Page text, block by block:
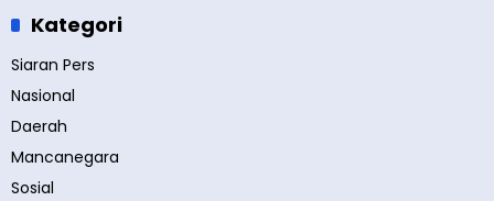
Kategori
Siaran Pers
Nasional
Daerah
Mancanegara
Sosial